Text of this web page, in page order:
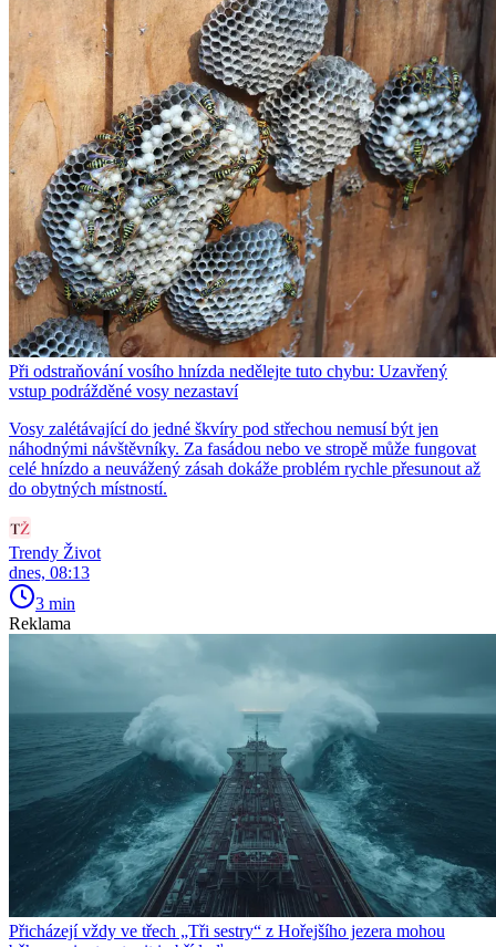
Při odstraňování vosího hnízda nedělejte tuto chybu: Uzavřený
vstup podrážděné vosy nezastaví
Vosy zalétávající do jedné škvíry pod střechou nemusí být jen
náhodnými návštěvníky. Za fasádou nebo ve stropě může fungovat
celé hnízdo a neuvážený zásah dokáže problém rychle přesunout až
do obytných místností.
Trendy Život
dnes, 08:13
3 min
Reklama
Přicházejí vždy ve třech „Tři sestry“ z Hořejšího jezera mohou